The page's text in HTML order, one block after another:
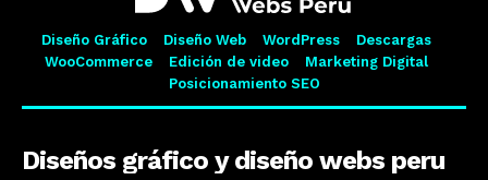
Diseño Gráfico Diseño Web WordPress
Descargas
WooCommerce
Edición de video
Marketing Digital
Posicionamiento SEO
Diseños gráfico y diseño webs peru